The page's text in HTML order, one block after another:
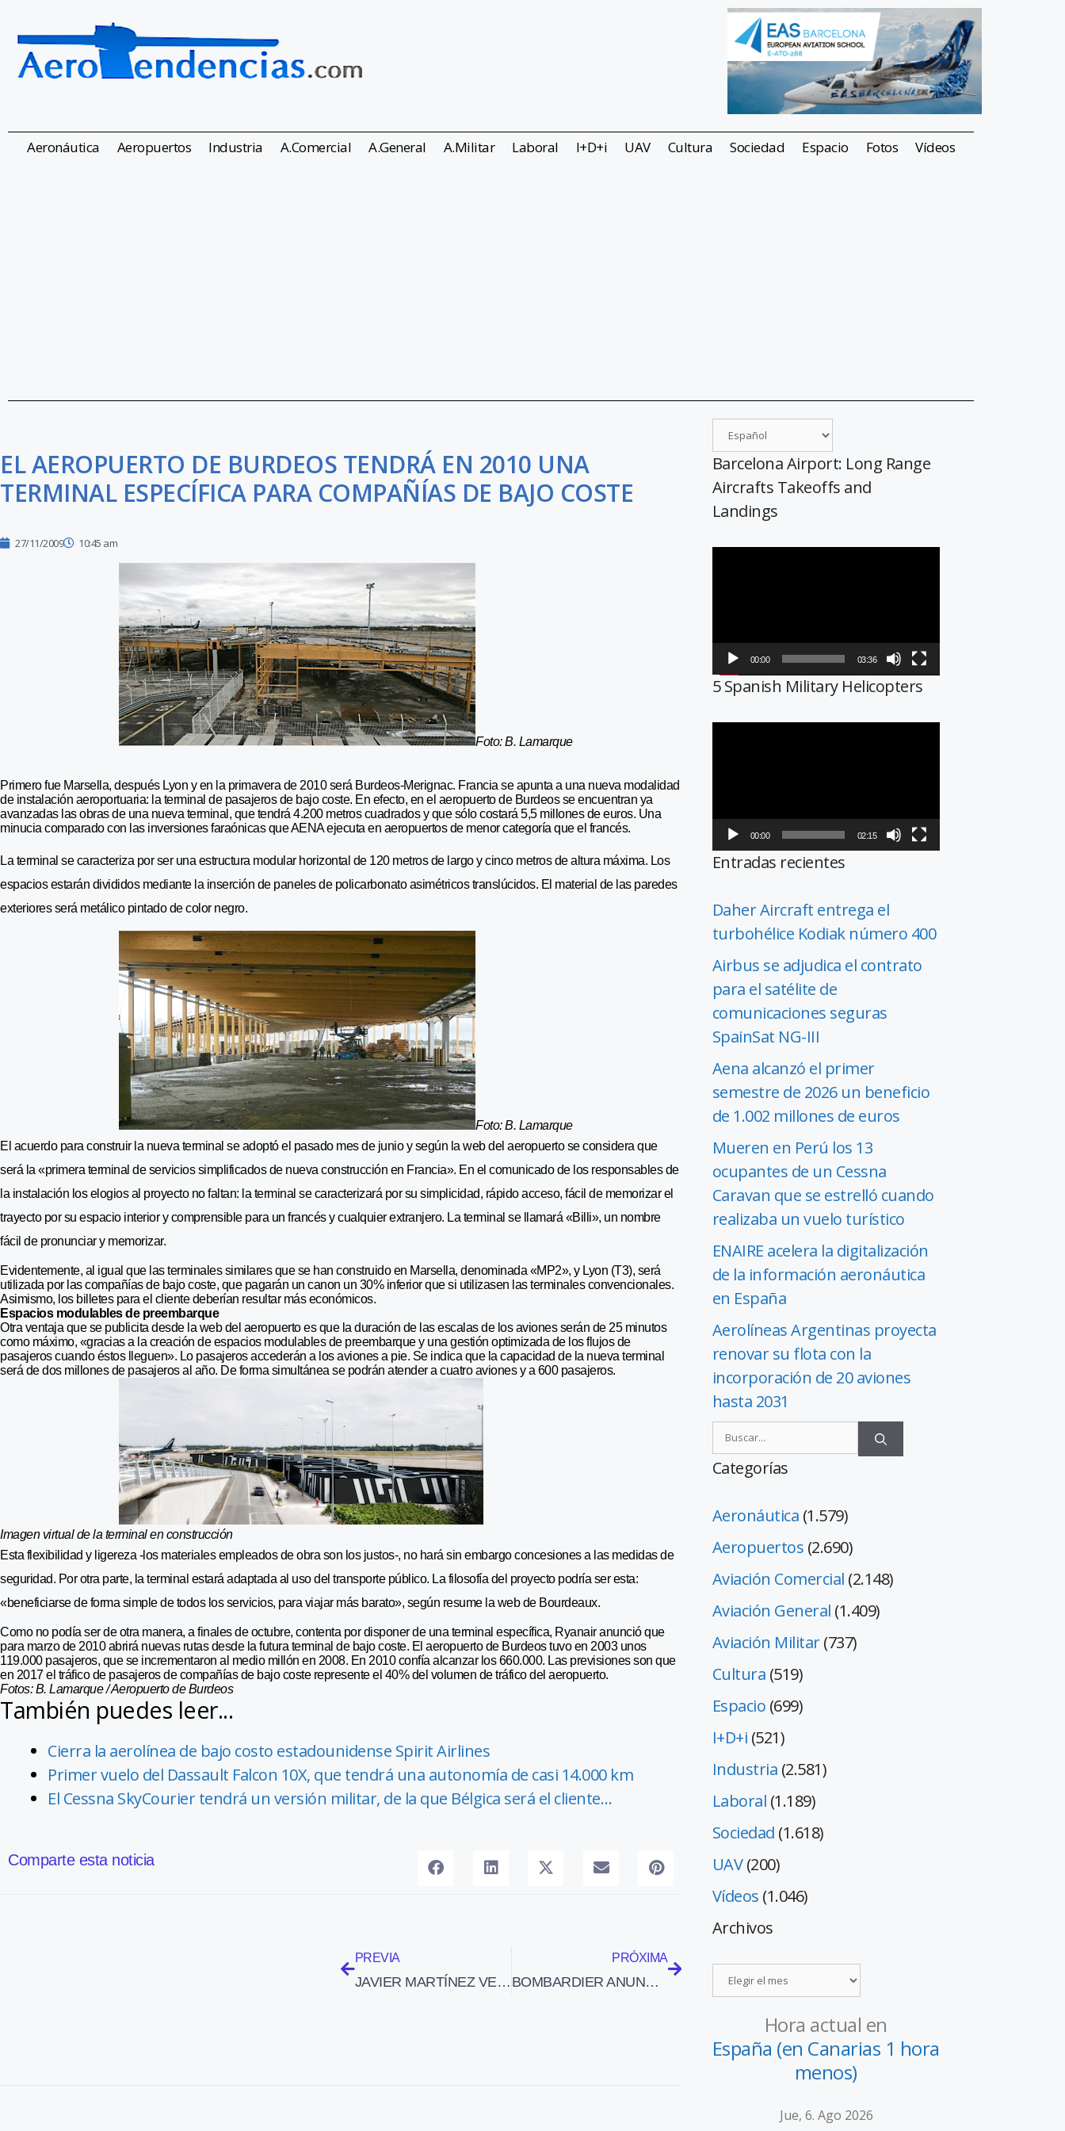
Aeronáutica Aeropuertos Industria A.Comercial A.General A.Militar Laboral I+D+i UAV Cultura Sociedad Espacio Fotos Vídeos
EL AEROPUERTO DE BURDEOS TENDRÁ EN 2010 UNA
TERMINAL ESPECÍFICA PARA COMPAÑÍAS DE BAJO COSTE
27/11/2009 10:45 am
Foto: B. Lamarque
Primero fue Marsella, después Lyon y en la primavera de 2010 será Burdeos-Merignac. Francia se apunta a una nueva modalidad
de instalación aeroportuaria: la terminal de pasajeros de bajo coste. En efecto, en el aeropuerto de Burdeos se encuentran ya
avanzadas las obras de una nueva terminal, que tendrá 4.200 metros cuadrados y que sólo costará 5,5 millones de euros. Una
minucia comparado con las inversiones faraónicas que AENA ejecuta en aeropuertos de menor categoría que el francés.
La terminal se caracteriza por ser una estructura modular horizontal de 120 metros de largo y cinco metros de altura máxima. Los
espacios estarán divididos mediante la inserción de paneles de policarbonato asimétricos translúcidos. El material de las paredes
exteriores será metálico pintado de color negro.
Foto: B. Lamarque
El acuerdo para construir la nueva terminal se adoptó el pasado mes de junio y según la web del aeropuerto se considera que
será la «primera terminal de servicios simplificados de nueva construcción en Francia». En el comunicado de los responsables de
la instalación los elogios al proyecto no faltan: la terminal se caracterizará por su simplicidad, rápido acceso, fácil de memorizar el
trayecto por su espacio interior y comprensible para un francés y cualquier extranjero. La terminal se llamará «Billi», un nombre
fácil de pronunciar y memorizar.
Evidentemente, al igual que las terminales similares que se han construido en Marsella, denominada «MP2», y Lyon (T3), será
utilizada por las compañías de bajo coste, que pagarán un canon un 30% inferior que si utilizasen las terminales convencionales.
Asimismo, los billetes para el cliente deberían resultar más económicos.
Espacios modulables de preembarque
Otra ventaja que se publicita desde la web del aeropuerto es que la duración de las escalas de los aviones serán de 25 minutos
como máximo, «gracias a la creación de espacios modulables de preembarque y una gestión optimizada de los flujos de
pasajeros cuando éstos lleguen». Lo pasajeros accederán a los aviones a pie. Se indica que la capacidad de la nueva terminal
será de dos millones de pasajeros al año. De forma simultánea se podrán atender a cuatro aviones y a 600 pasajeros.
Imagen virtual de la terminal en construcción
Esta flexibilidad y ligereza -los materiales empleados de obra son los justos-, no hará sin embargo concesiones a las medidas de
seguridad. Por otra parte, la terminal estará adaptada al uso del transporte público. La filosofía del proyecto podría ser esta:
«beneficiarse de forma simple de todos los servicios, para viajar más barato», según resume la web de Bourdeaux.
Como no podía ser de otra manera, a finales de octubre, contenta por disponer de una terminal específica, Ryanair anunció que
para marzo de 2010 abrirá nuevas rutas desde la futura terminal de bajo coste. El aeropuerto de Burdeos tuvo en 2003 unos
119.000 pasajeros, que se incrementaron al medio millón en 2008. En 2010 confía alcanzar los 660.000. Las previsiones son que
en 2017 el tráfico de pasajeros de compañías de bajo coste represente el 40% del volumen de tráfico del aeropuerto.
Fotos: B. Lamarque / Aeropuerto de Burdeos
También puedes leer...
Cierra la aerolínea de bajo costo estadounidense Spirit Airlines
Primer vuelo del Dassault Falcon 10X, que tendrá una autonomía de casi 14.000 km
El Cessna SkyCourier tendrá un versión militar, de la que Bélgica será el cliente…
Comparte esta noticia
PREVIA
JAVIER MARTÍNEZ VELASCO ES EL NUEVO PRESIDENTE DEL SINDICATO SEPLA
PRÓXIMA
BOMBARDIER ANUNCIA 715 DESPIDS SUPLEMENTARIOS PARA EL PRIMER SEMESTRE DE 2010 AL NO RECIBIR SUFICIENTES PEDIDOS DE NUEVOS AVIONES
Barcelona Airport: Long Range
Aircrafts Takeoffs and
Landings
00:00 03:36
5 Spanish Military Helicopters
00:00 02:15
Entradas recientes
Daher Aircraft entrega el
turbohélice Kodiak número 400
Airbus se adjudica el contrato
para el satélite de
comunicaciones seguras
SpainSat NG-III
Aena alcanzó el primer
semestre de 2026 un beneficio
de 1.002 millones de euros
Mueren en Perú los 13
ocupantes de un Cessna
Caravan que se estrelló cuando
realizaba un vuelo turístico
ENAIRE acelera la digitalización
de la información aeronáutica
en España
Aerolíneas Argentinas proyecta
renovar su flota con la
incorporación de 20 aviones
hasta 2031
Categorías
Aeronáutica (1.579)
Aeropuertos (2.690)
Aviación Comercial (2.148)
Aviación General (1.409)
Aviación Militar(737)
Cultura (519)
Espacio (699)
I+D+i (521)
Industria (2.581)
Laboral (1.189)
Sociedad (1.618)
UAV(200)
Vídeos (1.046)
Archivos
Hora actual en
España (en Canarias 1 hora
menos)